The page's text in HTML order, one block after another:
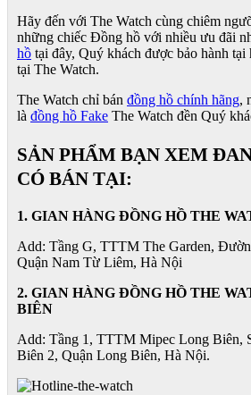
Hãy đến với The Watch cùng chiêm
những chiếc Đồng hồ với nhiều ưu đãi
hồ tại đây, Quý khách được bảo hành tại
tại The Watch.
The Watch chỉ bán đồng hồ chính hãng,
là đồng hồ Fake The Watch đền Quý
SẢN PHẨM BẠN XEM
CÓ BÁN TẠI:
1. GIAN HÀNG ĐỒNG HỒ THE
Add: Tầng G, TTTM The Garden,
Quận Nam Từ Liêm, Hà Nội
2. GIAN HÀNG ĐỒNG HỒ THE
BIÊN
Add: Tầng 1, TTTM Mipec Long Biên,
Biên 2, Quận Long Biên, Hà Nội.